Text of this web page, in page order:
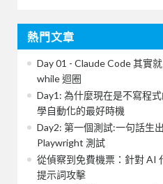
熱門文章
Day 01 - Claude Code 其實
while 迴圈
Day1: 為什麼現在是不寫程
學自動化的最好時機
Day2: 第一個測試:一句話生
Playwright 測試
從偵察到免費機票：針對 AI
提示詞攻擊